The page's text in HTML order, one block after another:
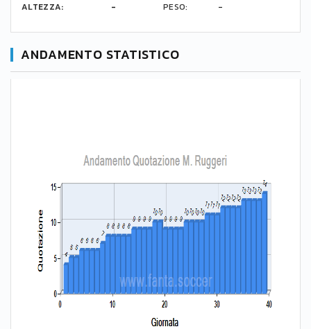
ALTEZZA:
- PESO: -
ANDAMENTO STATISTICO